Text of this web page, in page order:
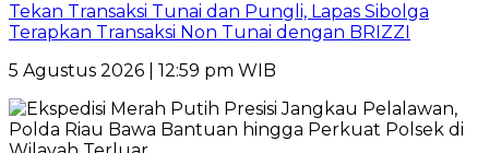
Tekan Transaksi Tunai dan Pungli, Lapas Sibolga
Terapkan Transaksi Non Tunai dengan BRIZZI
5 Agustus 2026 | 12:59 pm WIB